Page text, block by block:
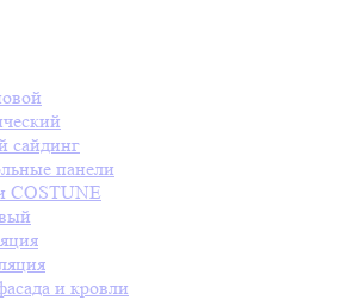
сайдинг
панели
COSTUNE
и кровли